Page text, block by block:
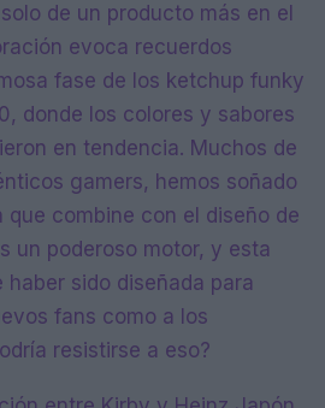
de un producto más en el
evoca recuerdos
fase de los ketchup funky
donde los colores y sabores
en tendencia. Muchos de
gamers, hemos soñado
que combine con el diseño de
un poderoso motor, y esta
sido diseñada para
fans como a los
resistirse a eso?